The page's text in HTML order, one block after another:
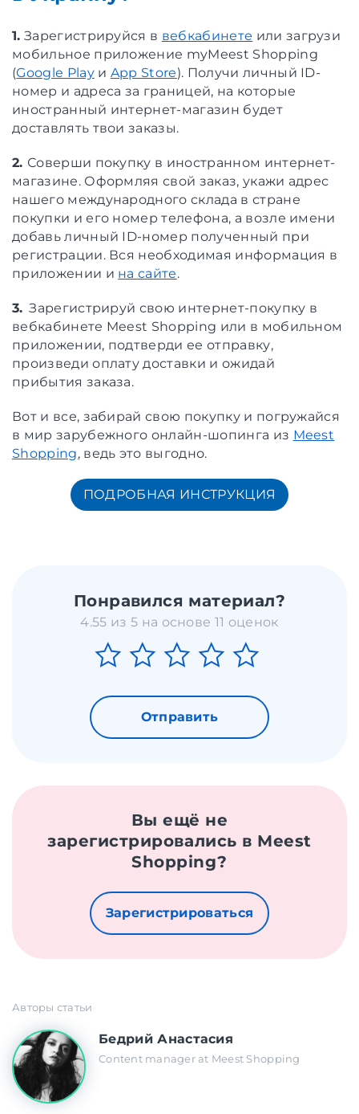
1. Зарегистрируйся в вебкабинете или загрузи
мобильное приложение myMeest Shopping
(Google Playи App Store). Получи личный ID-
номер и адреса за границей, на которые
иностранный интернет-магазин будет
доставлять твои заказы.
2. Соверши покупку в иностранном интернет-
магазине. Оформляя свой заказ, укажи адрес
нашего международного склада в стране
покупки и его номер телефона, а возле имени
добавь личный ID-номер полученный при
регистрации. Вся необходимая информация в
приложении и на сайте.
3. Зарегистрируй свою интернет-покупку в
вебкабинете Meest Shopping или в мобильном
приложении, подтверди ее отправку,
произведи оплату доставки и ожидай
прибытия заказа.
Вот и все, забирай свою покупку и погружайся
в мир зарубежного онлайн-шопинга из Meest
Shopping, ведь это выгодно.
ПОДРОБНАЯ ИНСТРУКЦИЯ
Понравился материал?
4.55 из 5 на основе 11 оценок
Отправить
Вы ещё не
зарегистрировались в Meest
Shopping?
Зарегистрироваться
Авторы статьи
Бедрий Анастасия
Content manager at Meest Shopping